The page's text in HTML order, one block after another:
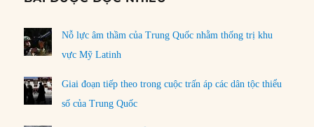
Nỗ lực âm thầm của Trung Quốc nhằm thống trị khu
vực Mỹ Latinh
Giai đoạn tiếp theo trong cuộc trấn áp các dân tộc thiểu
số của Trung Quốc